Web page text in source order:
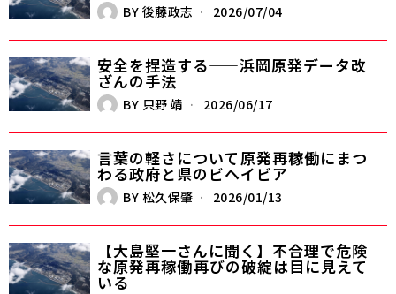
BY 後藤政志 2026/07/04
安全を捏造する——浜岡原発データ改
ざんの手法
BY 只野 靖 2026/06/17
言葉の軽さについて――原発再稼働にまつ
わる政府と県のビヘイビア
BY 松久保肇 2026/01/13
【大島堅一さんに聞く】不合理で危険
な原発再稼働――再びの破綻は目に見えて
いる